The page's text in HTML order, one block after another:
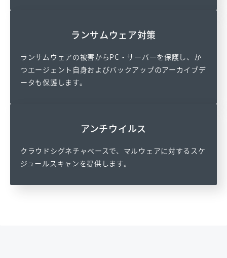
ランサムウェア対策
ランサムウェアの被害からPC・サーバーを保護し、か
つエージェント自身およびバックアップのアーカイブデ
ータも保護します。
アンチウイルス
クラウドシグネチャベースで、マルウェアに対するスケ
ジュールスキャンを提供します。
ファイルをダウンロード